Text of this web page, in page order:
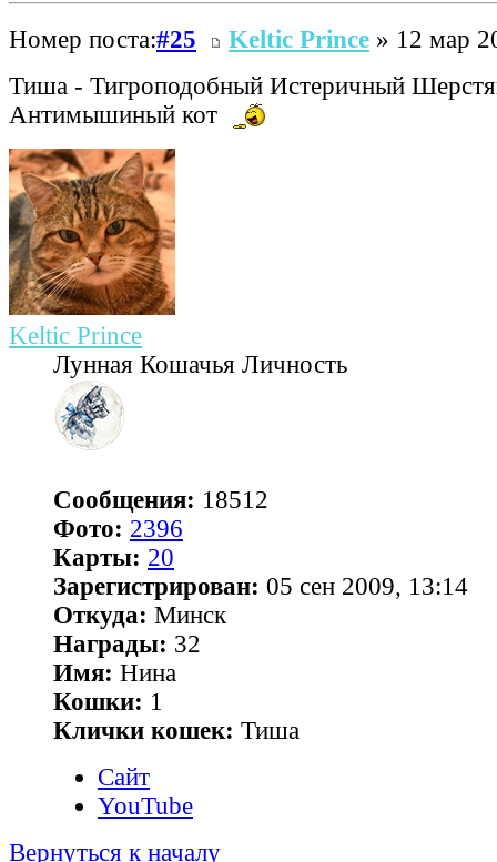
Номер поста:#25 Keltic Prince » 12 мар
Тиша - Тигроподобный Истеричный
Антимышиный кот
Keltic Prince
Лунная Кошачья Личность
Сообщения: 18512
Фото: 2396
Карты: 20
Зарегистрирован: 05 сен 2009, 13:14
Откуда: Минск
Награды: 32
Имя: Нина
Кошки: 1
Клички кошек: Тиша
Сайт
YouTube
Вернуться к началу